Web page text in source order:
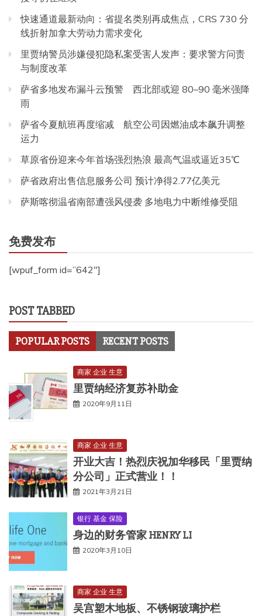
快速通道最新动向：省提名类别再成焦点，CRS 730 分
线折射加拿大劳动力需求变化
里贾纳警员涉嫌侵犯隐私案受害人发声：要求警方问责
与制度改革
萨省多地发布漏斗云预警 西北部或迎 80–90 毫米强降
雨
萨省今夏航班再度缩减 航空公司因燃油成本飙升调整
运力
草原省份迎来今年首场强烈热浪 最高气温或逼近35℃
萨省政府出售信息服务公司 预计净得2.77亿美元
萨斯喀彻温省南部遭强风侵袭 多地电力中断维修受阻
免费发布
[wpuf_form id=”642″]
POST TABBED
POPULAR POSTS RECENT POSTS
商家 企业 生意
里贾纳经济复苏补助金
2020年9月11日
商家 企业 生意
开业大吉！热烈庆祝加华移民「里贾纳
分公司」正式营业！！
2021年3月21日
银行 基金 保险
身边的财务管家 HENRY LI
2020年3月10日
商家 企业 生意
吴宫塑木地板、不锈钢玻璃护栏